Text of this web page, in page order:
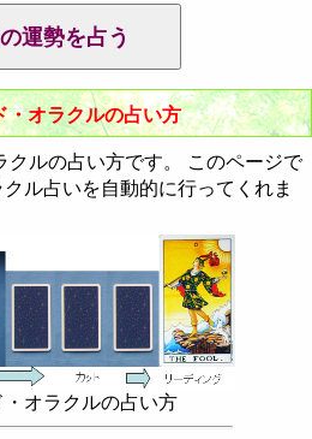
・オラクルの占い方
ルの占い方です。 このページで
ル占いを自動的に行ってくれま
・オラクルの占い方